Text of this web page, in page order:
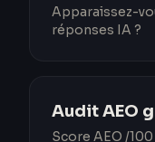
Apparaissez-
réponses IA ?
Audit AEO
Score AEO /